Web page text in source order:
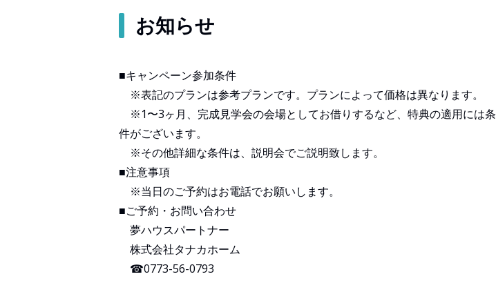
お知らせ
■キャンペーン参加条件
※表記のプランは参考プランです。プランによって価格は異なります。
※1〜3ヶ月、完成見学会の会場としてお借りするなど、特典の適用には条
件がございます。
※その他詳細な条件は、説明会でご説明致します。
■注意事項
※当日のご予約はお電話でお願いします。
■ご予約・お問い合わせ
夢ハウスパートナー
株式会社タナカホーム
☎0773-56-0793